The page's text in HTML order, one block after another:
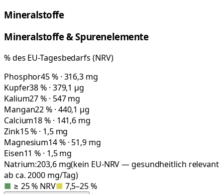
Mineralstoffe
Mineralstoffe & Spurenelemente
% des EU-Tagesbedarfs (NRV)
Phosphor45 % · 316,3 mg
Kupfer38 % · 379,1 µg
Kalium27 % · 547 mg
Mangan22 % · 440,1 µg
Calcium18 % · 141,6 mg
Zink15 % · 1,5 mg
Magnesium14 % · 51,9 mg
Eisen11 % · 1,5 mg
Natrium:203,6mg(kein EU-NRV — gesundheitlich relevant
ab ca. 2000 mg/Tag)
■ ≥ 25 % NRV■ 7,5–25 %